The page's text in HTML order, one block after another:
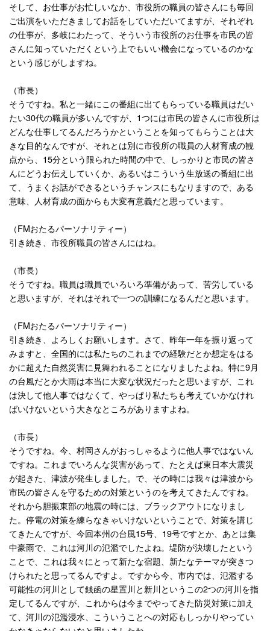
そして、お仕事がお忙しいなか、市役所の職員の皆さんにも毎回
ご出演をいただきましてお話をしていただいてますが、それぞれ
の仕事が、多岐にわたって、そういう市役所のお仕事を市民の皆
さんに知っていただくという上でもいい機会になっているのかな
という感じがしますね。
（市長）
そうですね。私と一緒にこの番組に出てもらっている職員はだい
たい30代の職員が多いんですが、 1つには市民の皆さんに市役所は
どんな仕事してるんだろうかということを知ってもらうことは大
きな目的なんですが、それとは別に市役所の職員の人材育成の観
点から、 15分という限られた時間の中で、しっかりと市民の皆さ
んにどうお伝えしていくか、あるいはこういう生放送の番組に出
て、うまくお話ができるというチャンスにもなりますので、ある
意味、人材育成の面からも大変有意義だと思っています。
（FMおたるパーソナリティー）
引き続き、市役所職員の皆さんにはね。
（市長）
そうですね。職員は職員でいろいろ準備があって、苦労している
と思いますが、それはそれで一つの訓練になるんだと思います。
（FMおたるパーソナリティー）
引き続き、よろしくお願いします。さて、昨年一年を振り返って
みますと、全国的には私たちのこれまでの経験だとか想定をはる
かに超えた自然災害に見舞われることになりましたよね。特に9月
の台風だとか大雨は本当に大変な状況だったと思いますが、これ
は決して他人事ではなくて、やっぱり私たちも考えていかなけれ
ばいけないという大きなところがありますよね。
（市長）
そうですね。今、村岡さんがおっしゃるように他人事ではないん
ですね。これまでいろんな災害があって、たとえば東日本大震災
が起きた、津波が発生しました。で、その時には我々は津波から
市民の皆さんを守るための対策というのを考えてきたんですね。
それから胆振東部の地震の時には、ブラックアウトになりまし
た。停電の対策を練らなきゃいけないということで、対策を講じ
てきたんですが、今回本州の台風15号、 19号ですとか、あとは集
中豪雨で、これは河川の氾濫でしたよね。堤防が決壊したという
ことで、これは我々にとって新たな宿題、新たなテーマが突きつ
けられたと思ってるんですよ。ですから今、市内では、氾濫する
可能性の河川として銭函の星置川と新川というこの2つの河川を指
定してるんですが、これからは今までやってきた防災対策に加え
て、河川の氾濫浸水、こういうことへの対応もしっかりやってい